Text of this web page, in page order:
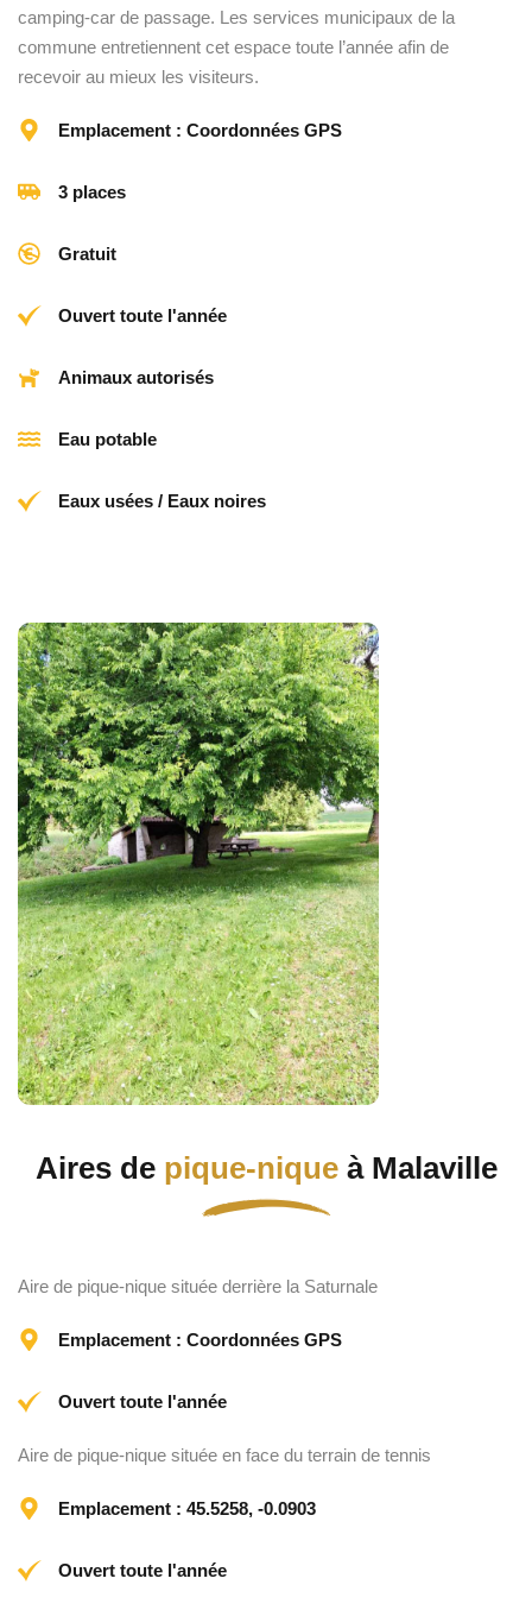
camping-car de passage. Les services municipaux de la
commune entretiennent cet espace toute l’année afin de
recevoir au mieux les visiteurs.
Emplacement : Coordonnées GPS
3 places
Gratuit
Ouvert toute l'année
Animaux autorisés
Eau potable
Eaux usées / Eaux noires
Aires de pique-niqueà Malaville
Aire de pique-nique située derrière la Saturnale
Emplacement : Coordonnées GPS
Ouvert toute l'année
Aire de pique-nique située en face du terrain de tennis
Emplacement : 45.5258, -0.0903
Ouvert toute l'année